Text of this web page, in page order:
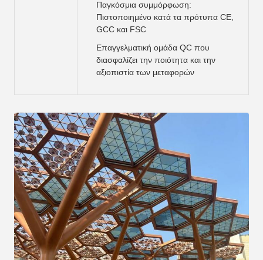
Παγκόσμια συμμόρφωση:
Πιστοποιημένο κατά τα πρότυπα CE,
GCC και FSC
Επαγγελματική ομάδα QC που
διασφαλίζει την ποιότητα και την
αξιοπιστία των μεταφορών